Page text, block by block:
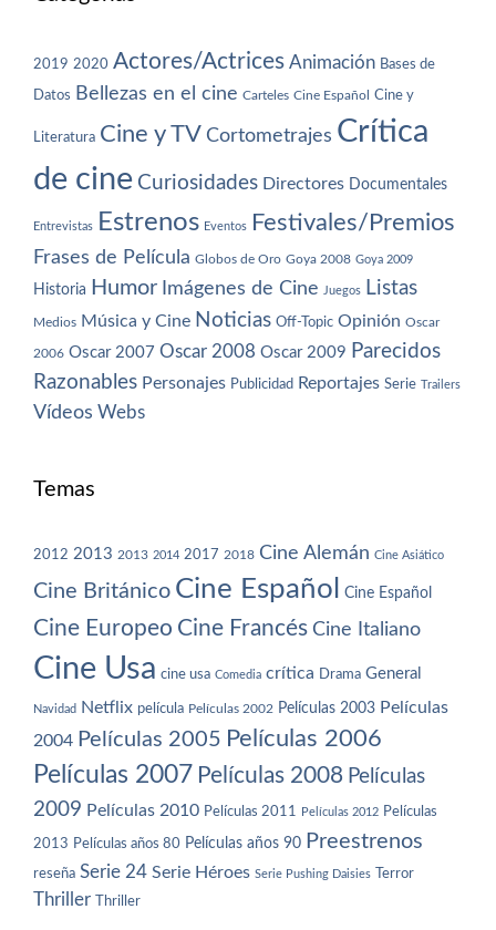
2019 2020 Actores/Actrices Animación Bases de
Datos Bellezas en el cine Carteles Cine Español Cine y
Literatura Cine y TV Cortometrajes Crítica
de cine Curiosidades Directores Documentales
Entrevistas Estrenos Eventos Festivales/Premios
Frases de Película Globos de Oro Goya 2008 Goya 2009
Historia Humor Imágenes de Cine Juegos Listas
Medios Música y Cine Noticias Off-Topic Opinión Oscar
2006 Oscar 2007 Oscar 2008 Oscar 2009 Parecidos
Razonables Personajes Publicidad Reportajes Serie Trailers
Vídeos Webs
Temas
2012 2013 2013 2014 2017 2018 Cine Alemán Cine Asiático
Cine Británico Cine Español Cine Español
Cine Europeo Cine Francés Cine Italiano
Cine Usa cine usa Comedia crítica Drama General
Navidad Netflix película Películas 2002 Películas 2003 Películas
2004 Películas 2005 Películas 2006
Películas 2007 Películas 2008 Películas
2009 Películas 2010 Películas 2011 Películas 2012 Películas
2013 Películas años 80 Películas años 90 Preestrenos
reseña Serie 24 Serie Héroes Serie Pushing Daisies Terror
Thriller Thriller